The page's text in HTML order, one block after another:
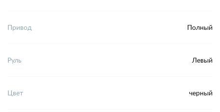
Привод Полный
Руль Левый
Цвет черный